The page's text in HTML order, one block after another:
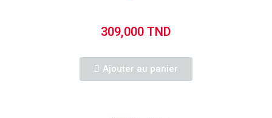
309,000 TND
Ajouter au panier